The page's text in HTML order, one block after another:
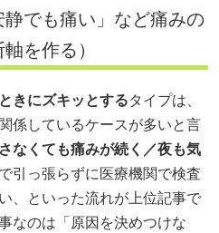
静でも痛い」など痛みの
を作る）
きにズキッとするタイプは、
係しているケースが多いと言
なくても痛みが続く／夜も気
引っ張らずに医療機関で検査
、といった流れが上位記事で
なのは「原因を決めつけな